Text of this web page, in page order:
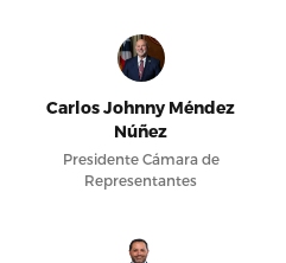
Carlos Johnny Méndez
Núñez
Presidente Cámara de
Representantes